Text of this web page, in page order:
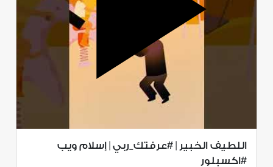
اللطيف الخبير | #عرفتك_ربي | إسلام ويب
#اكسبلور